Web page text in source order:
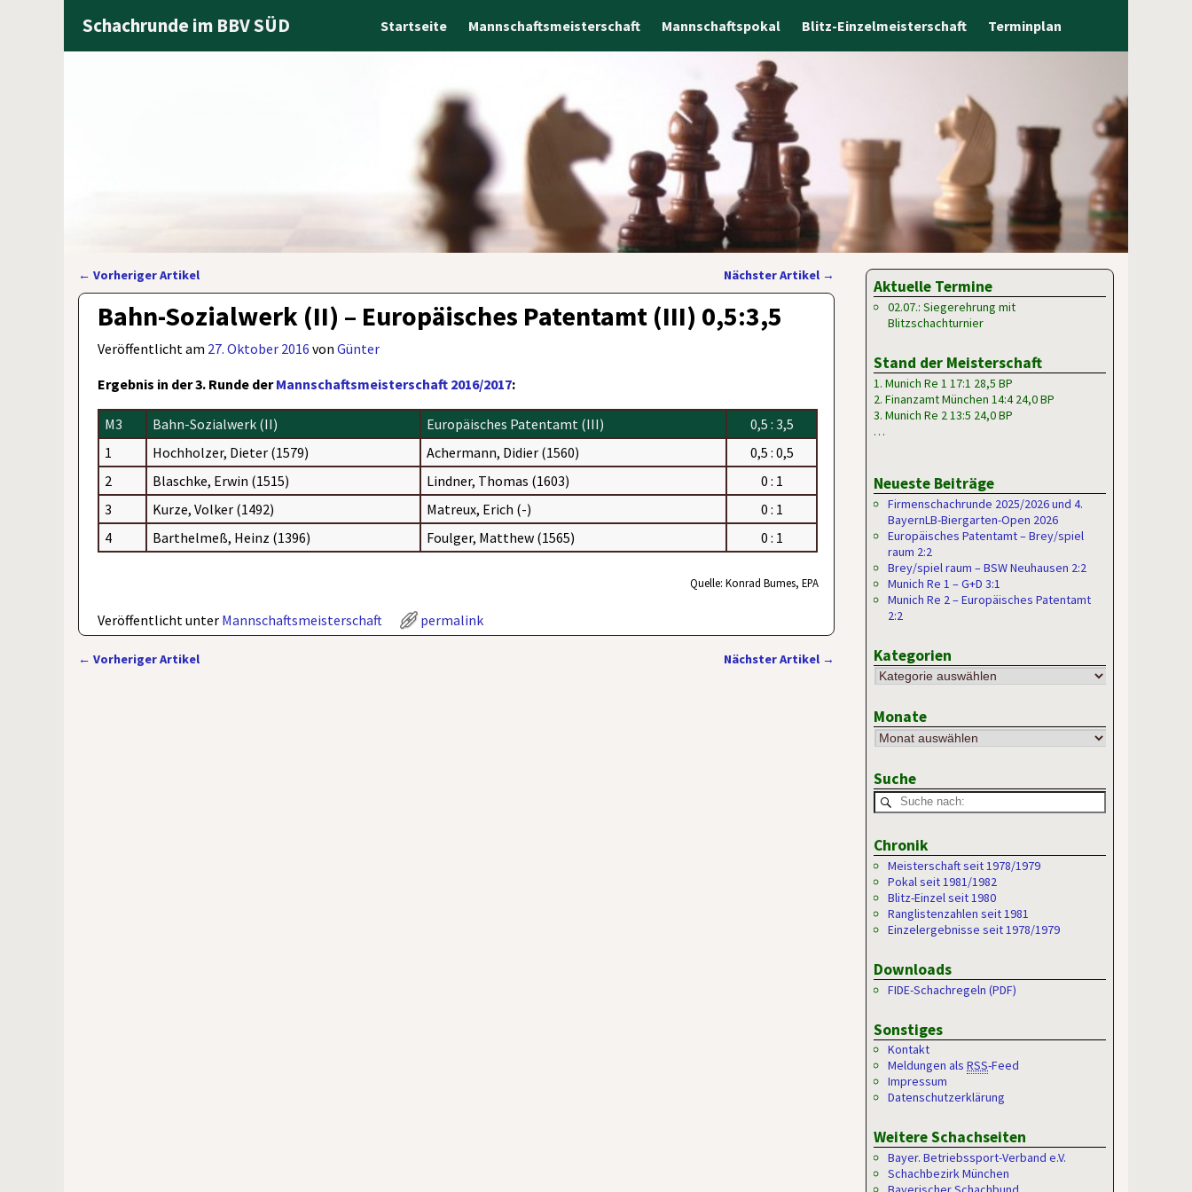
Schachrunde im BBV SÜD Startseite Mannschaftsmeisterschaft Mannschaftspokal Blitz-Einzelmeisterschaft Terminplan
Artikelnavigation
← Vorheriger Artikel Nächster Artikel →
Bahn-Sozialwerk (II) – Europäisches Patentamt (III) 0,5:3,5
Veröffentlicht am 27. Oktober 2016 vonGünter
Ergebnis in der 3. Runde derMannschaftsmeisterschaft 2016/2017:
M3 Bahn-Sozialwerk (II) Europäisches Patentamt (III)
0,5 : 3,5
1
Hochholzer, Dieter (1579) Achermann, Didier (1560)
0,5 : 0,5
2
Blaschke, Erwin (1515) Lindner, Thomas (1603)
0 : 1
3
Kurze, Volker (1492) Matreux, Erich (-)
0 : 1
4
Barthelmeß, Heinz (1396) Foulger, Matthew (1565) 0 : 1
Quelle: Konrad Bumes, EPA
Veröffentlicht unter Mannschaftsmeisterschaft permalink
← Vorheriger Artikel Nächster Artikel →
Aktuelle Termine
02.07.: Siegerehrung mit
Blitzschachturnier
Stand der Meisterschaft
1. Munich Re 1 17:1 28,5 BP
2. Finanzamt München 14:4 24,0 BP
3. Munich Re 2 13:5 24,0 BP
…
Neueste Beiträge
Firmenschachrunde 2025/2026 und 4.
BayernLB-Biergarten-Open 2026
Europäisches Patentamt – Brey/spiel
raum 2:2
Brey/spiel raum – BSW Neuhausen 2:2
Munich Re 1 – G+D 3:1
Munich Re 2 – Europäisches Patentamt
2:2
Kategorien
Monate
Suche
Chronik
Meisterschaft seit 1978/1979
Pokal seit 1981/1982
Blitz-Einzel seit 1980
Ranglistenzahlen seit 1981
Einzelergebnisse seit 1978/1979
Downloads
FIDE-Schachregeln (PDF)
Sonstiges
Kontakt
Meldungen alsRSS-Feed
Impressum
Datenschutzerklärung
Weitere Schachseiten
Bayer. Betriebssport-Verband e.V.
Schachbezirk München